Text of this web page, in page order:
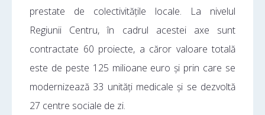
prestate de colectivitățile locale. La nivelul
Regiunii Centru, în cadrul acestei axe sunt
contractate 60 proiecte, a căror valoare totală
este de peste 125 milioane euro și prin care se
modernizează 33 unități medicale și se dezvoltă
27 centre sociale de zi.